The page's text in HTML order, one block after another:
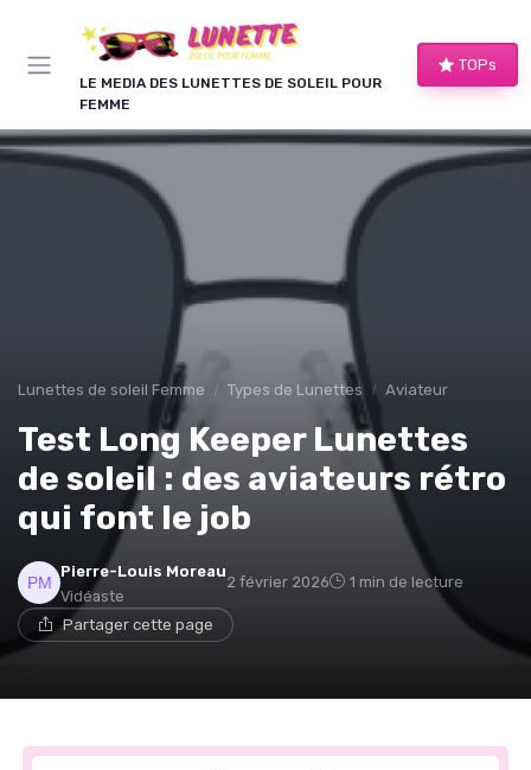
LE MEDIA DES LUNETTES DE SOLEIL POUR
FEMME
TOPs
Lunettes de soleil Femme Types de Lunettes Aviateur
Test Long Keeper Lunettes
de soleil : des aviateurs rétro
qui font le job
Pierre-Louis Moreau
Vidéaste
2 février 2026 1 min de lecture
Partager cette page